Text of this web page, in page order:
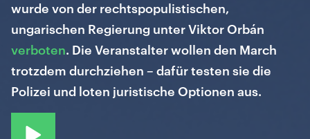
wurde von der rechtspopulistischen,
ungarischen Regierung unter Viktor Orbán
verboten. Die Veranstalter wollen den March
trotzdem durchziehen – dafür testen sie die
Polizei und loten juristische Optionen aus.